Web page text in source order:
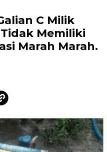
C Milik
Memiliki
Marah Marah.